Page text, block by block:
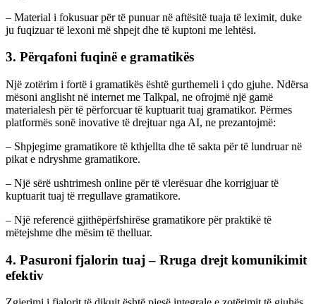
– Material i fokusuar për të punuar në aftësitë tuaja të leximit, duke
ju fuqizuar të lexoni më shpejt dhe të kuptoni me lehtësi.
3. Përqafoni fuqinë e gramatikës
Një zotërim i fortë i gramatikës është gurthemeli i çdo gjuhe. Ndërsa
mësoni anglisht në internet me Talkpal, ne ofrojmë një gamë
materialesh për të përforcuar të kuptuarit tuaj gramatikor. Përmes
platformës sonë inovative të drejtuar nga AI, ne prezantojmë:
– Shpjegime gramatikore të kthjellta dhe të sakta për të lundruar në
pikat e ndryshme gramatikore.
– Një sërë ushtrimesh online për të vlerësuar dhe korrigjuar të
kuptuarit tuaj të rregullave gramatikore.
– Një referencë gjithëpërfshirëse gramatikore për praktikë të
mëtejshme dhe mësim të thelluar.
4. Pasuroni fjalorin tuaj – Rruga drejt komunikimit
efektiv